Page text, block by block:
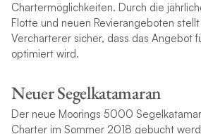
Chartermöglichkeiten. Durch die
Flotte und neuen Revierangeboten
Vercharterer sicher, dass das Angebot
optimiert wird.
Neuer Segelkatamaran
Der neue Moorings 5000
Charter im Sommer 2018 gebucht